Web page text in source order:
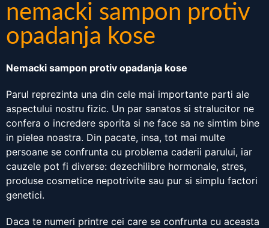
nemacki sampon protiv
opadanja kose
Nemacki sampon protiv opadanja kose
Parul reprezinta una din cele mai importante parti ale
aspectului nostru fizic. Un par sanatos si stralucitor ne
confera o incredere sporita si ne face sa ne simtim bine
in pielea noastra. Din pacate, insa, tot mai multe
persoane se confrunta cu problema caderii parului, iar
cauzele pot fi diverse: dezechilibre hormonale, stres,
produse cosmetice nepotrivite sau pur si simplu factori
genetici.
Daca te numeri printre cei care se confrunta cu aceasta